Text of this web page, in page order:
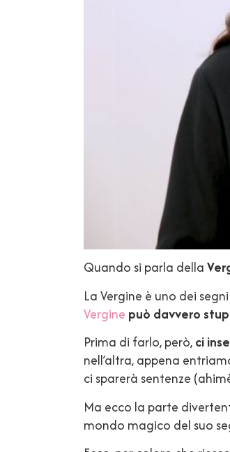
Quando si parla della
La Vergine è uno dei
Vergine può davvero
Prima di farlo, però,ci
nell’altra, appena
ci sparerà sentenze
Ma ecco la parte
mondo magico del suo